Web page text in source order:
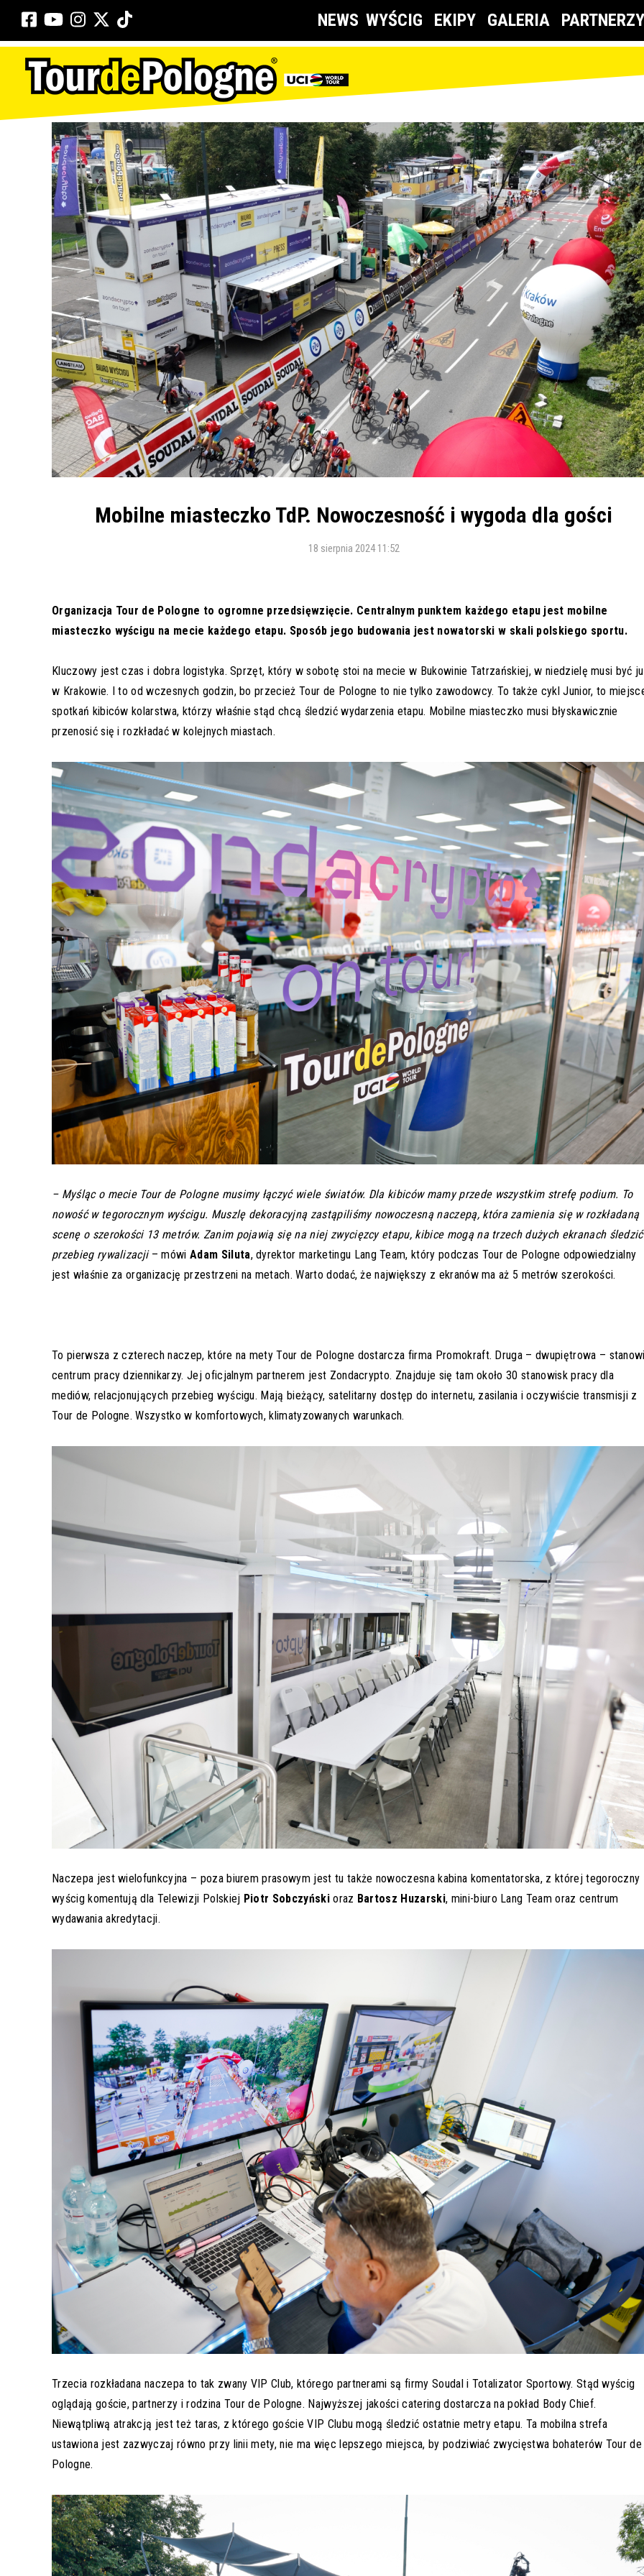
NEWS WYŚCIG EKIPY GALERIA PARTNERZY
Mobilne miasteczko TdP. Nowoczesność i wygoda dla gości
18 sierpnia 2024 11:52
Organizacja Tour de Pologne to ogromne przedsięwzięcie. Centralnym punktem każdego etapu jest mobilne
miasteczko wyścigu na mecie każdego etapu. Sposób jego budowania jest nowatorski w skali polskiego sportu.
Kluczowy jest czas i dobra logistyka. Sprzęt, który w sobotę stoi na mecie w Bukowinie Tatrzańskiej, w niedzielę musi być
w Krakowie. I to od wczesnych godzin, bo przecież Tour de Pologne to nie tylko zawodowcy. To także cykl Junior, to
spotkań kibiców kolarstwa, którzy właśnie stąd chcą śledzić wydarzenia etapu. Mobilne miasteczko musi błyskawicznie
przenosić się i rozkładać w kolejnych miastach.
– Myśląc o mecie Tour de Pologne musimy łączyć wiele światów. Dla kibiców mamy przede wszystkim strefę podium. To
nowość w tegorocznym wyścigu. Muszlę dekoracyjną zastąpiliśmy nowoczesną naczepą, która zamienia się w rozkładaną
scenę o szerokości 13 metrów. Zanim pojawią się na niej zwycięzcy etapu, kibice mogą na trzech dużych ekranach śledzić
przebieg rywalizacji– mówi Adam Siluta, dyrektor marketingu Lang Team, który podczas Tour de Pologne odpowiedzialny
jest właśnie za organizację przestrzeni na metach. Warto dodać, że największy z ekranów ma aż 5 metrów szerokości.
To pierwsza z czterech naczep, które na mety Tour de Pologne dostarcza firma Promokraft. Druga – dwupiętrowa –
centrum pracy dziennikarzy. Jej oficjalnym partnerem jest Zondacrypto. Znajduje się tam około 30 stanowisk pracy dla
mediów, relacjonujących przebieg wyścigu. Mają bieżący, satelitarny dostęp do internetu, zasilania i oczywiście transmisji z
Tour de Pologne. Wszystko w komfortowych, klimatyzowanych warunkach.
Naczepa jest wielofunkcyjna – poza biurem prasowym jest tu także nowoczesna kabina komentatorska, z której tegoroczny
wyścig komentują dla Telewizji Polskiej Piotr Sobczyńskioraz Bartosz Huzarski, mini-biuro Lang Team oraz centrum
wydawania akredytacji.
Trzecia rozkładana naczepa to tak zwany VIP Club, którego partnerami są firmy Soudal i Totalizator Sportowy. Stąd wyścig
oglądają goście, partnerzy i rodzina Tour de Pologne. Najwyższej jakości catering dostarcza na pokład Body Chief.
Niewątpliwą atrakcją jest też taras, z którego goście VIP Clubu mogą śledzić ostatnie metry etapu. Ta mobilna strefa
ustawiona jest zazwyczaj równo przy linii mety, nie ma więc lepszego miejsca, by podziwiać zwycięstwa bohaterów Tour de
Pologne.